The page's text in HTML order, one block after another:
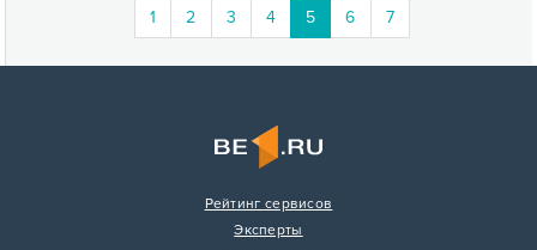
1 2 3 4 5(current)
6 7
Рейтинг сервисов
Эксперты